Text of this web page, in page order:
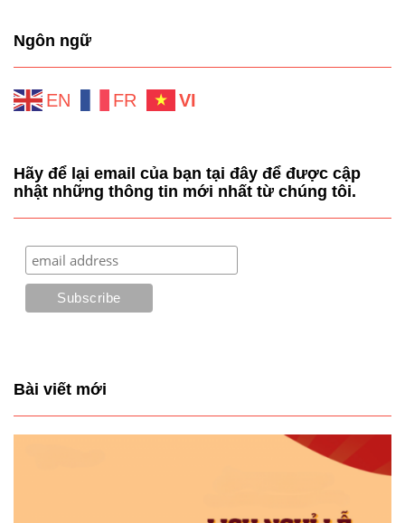
Ngôn ngữ
EN FR VI
Hãy để lại email của bạn tại đây để được cập
nhật những thông tin mới nhất từ chúng tôi.
Bài viết mới